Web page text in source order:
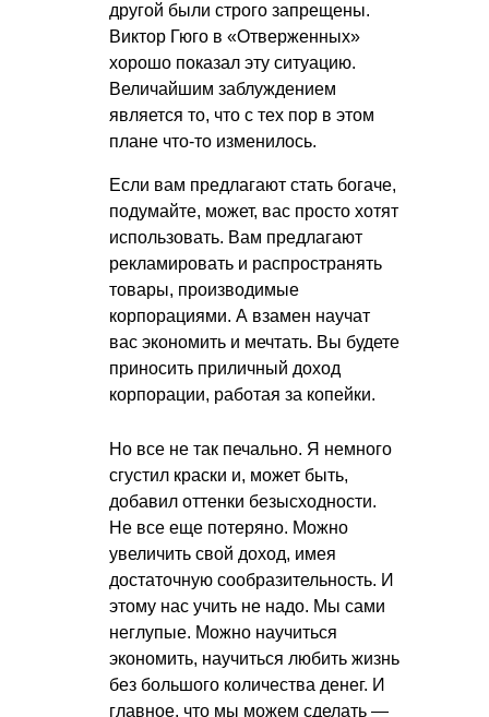
другой были строго запрещены.
Виктор Гюго в «Отверженных»
хорошо показал эту ситуацию.
Величайшим заблуждением
является то, что с тех пор в этом
плане что-то изменилось.
Если вам предлагают стать богаче,
подумайте, может, вас просто хотят
использовать. Вам предлагают
рекламировать и распространять
товары, производимые
корпорациями. А взамен научат
вас экономить и мечтать. Вы будете
приносить приличный доход
корпорации, работая за копейки.
Но все не так печально. Я немного
сгустил краски и, может быть,
добавил оттенки безысходности.
Не все еще потеряно. Можно
увеличить свой доход, имея
достаточную сообразительность. И
этому нас учить не надо. Мы сами
неглупые. Можно научиться
экономить, научиться любить жизнь
без большого количества денег. И
главное, что мы можем сделать —